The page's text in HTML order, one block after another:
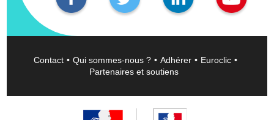
Contact Qui sommes-nous ? Adhérer
Euroclic
Partenaires et soutiens